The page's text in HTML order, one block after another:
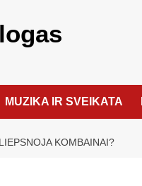
MUZIKA IR SVEIKATA
KOMBAINAI?